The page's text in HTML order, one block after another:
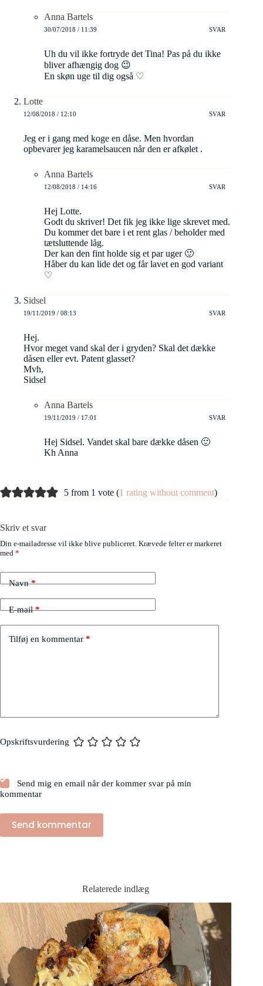
Anna Bartels
30/07/2018 / 11:39 SVAR
Uh du vil ikke fortryde det Tina! Pas på du ikke
bliver afhængig dog 😉
En skøn uge til dig også ♡
Lotte
12/08/2018 / 12:10 SVAR
Jeg er i gang med koge en dåse. Men hvordan
opbevarer jeg karamelsaucen når den er afkølet .
Anna Bartels
12/08/2018 / 14:16 SVAR
Hej Lotte.
Godt du skriver! Det fik jeg ikke lige skrevet med.
Du kommer det bare i et rent glas / beholder med
tætsluttende låg.
Der kan den fint holde sig et par uger 🙂
Håber du kan lide det og får lavet en god variant
♡
Sidsel
19/11/2019 / 08:13 SVAR
Hej.
Hvor meget vand skal der i gryden? Skal det dække
dåsen eller evt. Patent glasset?
Mvh,
Sidsel
Anna Bartels
19/11/2019 / 17:01 SVAR
Hej Sidsel. Vandet skal bare dække dåsen 🙂
Kh Anna
5 from 1 vote (1 rating without comment)
Skriv et svar
Din e-mailadresse vil ikke blive publiceret. Krævede felter er markeret
med *
Navn*
E-mail*
Tilføj en kommentar *
Opskriftsvurdering
Send mig en email når der kommer svar på min
kommentar
Send kommentar
Relaterede indlæg